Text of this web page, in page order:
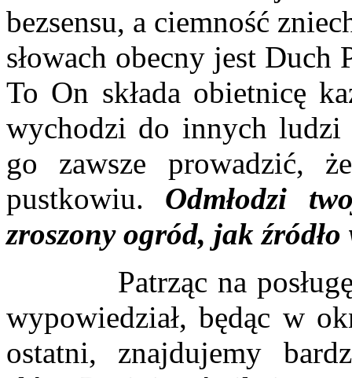
bezsensu, a ciemność
słowach obecny jest Duch
To On składa obietnicę
wychodzi do innych
go zawsze prowadzić,
pustkowiu. Odmłodzi
zroszony ogród, jak
Patrząc na posługę
wypowiedział, będąc w
ostatni, znajdujemy